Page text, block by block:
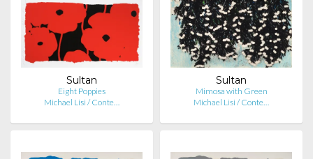
Sultan
Eight Poppies
Michael Lisi / Conte…
Sultan
Mimosa with Green
Michael Lisi / Conte…